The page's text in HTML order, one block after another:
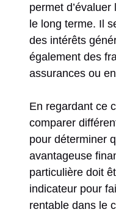
permet
le long terme. Il
des intérêts
également des
assurances ou
En regardant ce
comparer
pour déterminer
avantageuse
particulière doit
indicateur pour
rentable dans le